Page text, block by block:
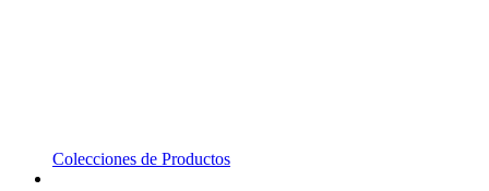
Colecciones de Productos